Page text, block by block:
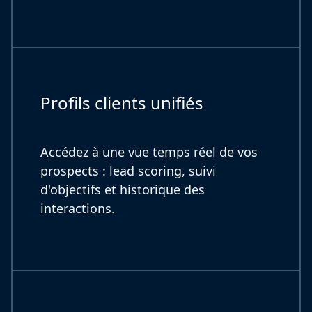
Profils clients unifiés
Accédez à une vue temps réel de vos
prospects : lead scoring, suivi
d'objectifs et historique des
interactions.